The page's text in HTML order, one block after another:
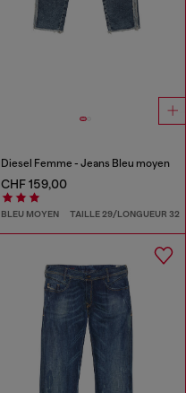
Diesel Femme - Jeans Bleu moyen
CHF 159,00
BLEU MOYEN TAILLE 29/LONGUEUR 32